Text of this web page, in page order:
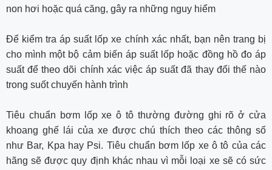
non hơi hoặc quá căng, gây ra những nguy hiểm
Để kiểm tra áp suất lốp xe chính xác nhất, bạn nên trang bị
cho mình một bộ cảm biến áp suất lốp hoặc đồng hồ đo áp
suất để theo dõi chính xác việc áp suất đã thay đổi thế nào
trong suốt chuyến hành trình
Tiêu chuẩn bơm lốp xe ô tô thường đường ghi rõ ở cửa
khoang ghế lái của xe được chú thích theo các thông số
như Bar, Kpa hay Psi. Tiêu chuẩn bơm lốp xe ô tô của các
hãng sẽ được quy định khác nhau vì mỗi loại xe sẽ có sức